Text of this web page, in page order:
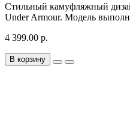
Стильный камуфляжный
Under Armour. Модель
4 399.00 р.
В корзину